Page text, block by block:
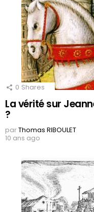
0 Shares
La vérité sur
?
parThomas RIBOULET
10 ans ago